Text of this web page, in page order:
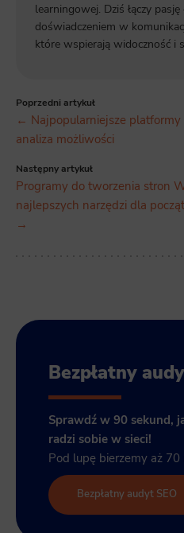
learningowej. Dziś łączy
doświadczeniem w
które wspierają widoczność i
Poprzedni artykuł
← Najpopularniejsze platformy
analiza możliwości
Następny artykuł
Programy do tworzenia stron
najlepszych narzędzi dla
→
Bezpłatny
Sprawdź w 90 sekund,
radzi sobie w sieci!
Pod lupę bierzemy aż
Bezpłatny audyt SEO